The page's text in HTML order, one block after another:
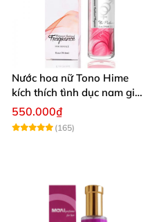
Nước hoa nữ Tono Hime
kích thích tình dục nam giới
cực mạnh không mùi
550.000₫
(165)